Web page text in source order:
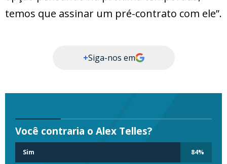
temos que assinar um pré-contrato com ele”.
+Siga-nos em
Você contraria o Alex Telles?
Sim 84%